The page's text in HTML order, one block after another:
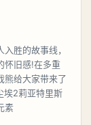
胜的故事线，
怀旧感!在多重
熊给大家带来了
埃2莉亚特里斯
素